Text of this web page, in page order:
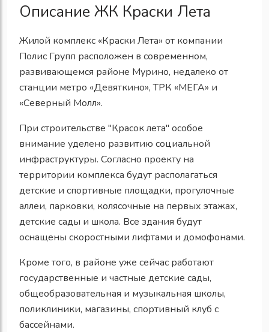
Описание ЖК Краски Лета
Жилой комплекс «Краски Лета» от компании
Полис Групп расположен в современном,
развивающемся районе Мурино, недалеко от
станции метро «Девяткино», ТРК «МЕГА» и
«Северный Молл».
При строительстве "Красок лета" особое
внимание уделено развитию социальной
инфраструктуры. Согласно проекту на
территории комплекса будут располагаться
детские и спортивные площадки, прогулочные
аллеи, парковки, колясочные на первых этажах,
детские сады и школа. Все здания будут
оснащены скоростными лифтами и домофонами.
Кроме того, в районе уже сейчас работают
государственные и частные детские сады,
общеобразовательная и музыкальная школы,
поликлиники, магазины, спортивный клуб с
бассейнами.